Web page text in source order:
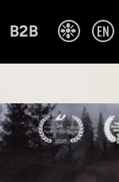
B2B ❉ EN